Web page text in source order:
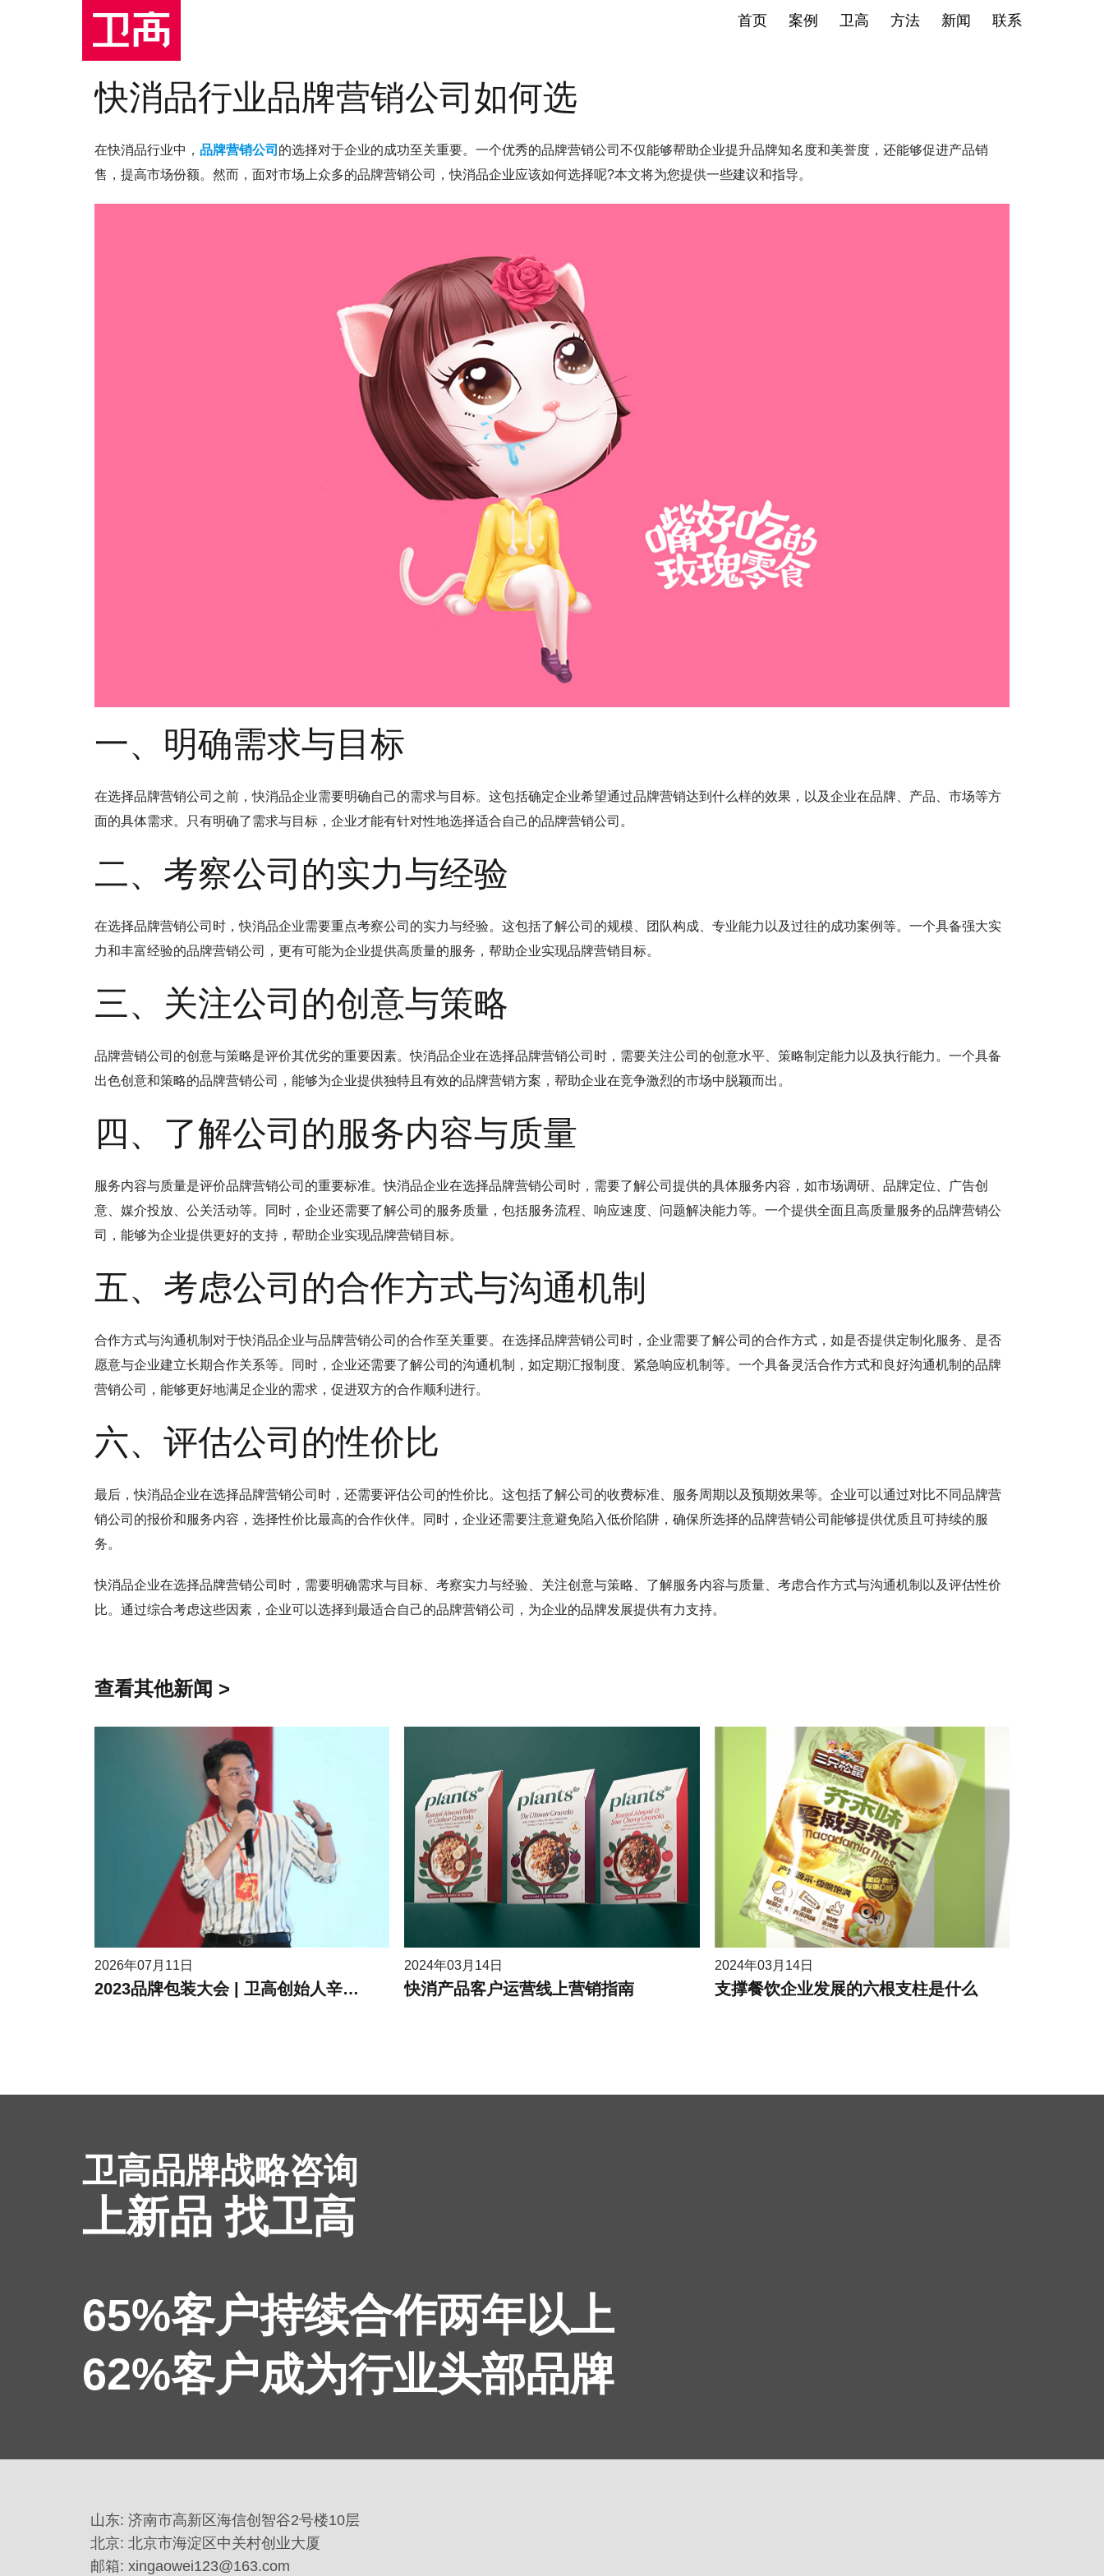
首页 案例 卫高 方法 新闻 联系
快消品行业品牌营销公司如何选
在快消品行业中， 品牌营销公司 的选择对于企业的成功至关重要。一个优秀的品牌营销公司不仅能够帮助企业提升品牌知名度和美誉度，还能够促进产品销
售，提高市场份额。然而，面对市场上众多的品牌营销公司，快消品企业应该如何选择呢?本文将为您提供一些建议和指导。
一、明确需求与目标
在选择品牌营销公司之前，快消品企业需要明确自己的需求与目标。这包括确定企业希望通过品牌营销达到什么样的效果，以及企业在品牌、产品、市场等方
面的具体需求。只有明确了需求与目标，企业才能有针对性地选择适合自己的品牌营销公司。
二、考察公司的实力与经验
在选择品牌营销公司时，快消品企业需要重点考察公司的实力与经验。这包括了解公司的规模、团队构成、专业能力以及过往的成功案例等。一个具备强大实
力和丰富经验的品牌营销公司，更有可能为企业提供高质量的服务，帮助企业实现品牌营销目标。
三、关注公司的创意与策略
品牌营销公司的创意与策略是评价其优劣的重要因素。快消品企业在选择品牌营销公司时，需要关注公司的创意水平、策略制定能力以及执行能力。一个具备
出色创意和策略的品牌营销公司，能够为企业提供独特且有效的品牌营销方案，帮助企业在竞争激烈的市场中脱颖而出。
四、了解公司的服务内容与质量
服务内容与质量是评价品牌营销公司的重要标准。快消品企业在选择品牌营销公司时，需要了解公司提供的具体服务内容，如市场调研、品牌定位、广告创
意、媒介投放、公关活动等。同时，企业还需要了解公司的服务质量，包括服务流程、响应速度、问题解决能力等。一个提供全面且高质量服务的品牌营销公
司，能够为企业提供更好的支持，帮助企业实现品牌营销目标。
五、考虑公司的合作方式与沟通机制
合作方式与沟通机制对于快消品企业与品牌营销公司的合作至关重要。在选择品牌营销公司时，企业需要了解公司的合作方式，如是否提供定制化服务、是否
愿意与企业建立长期合作关系等。同时，企业还需要了解公司的沟通机制，如定期汇报制度、紧急响应机制等。一个具备灵活合作方式和良好沟通机制的品牌
营销公司，能够更好地满足企业的需求，促进双方的合作顺利进行。
六、评估公司的性价比
最后，快消品企业在选择品牌营销公司时，还需要评估公司的性价比。这包括了解公司的收费标准、服务周期以及预期效果等。企业可以通过对比不同品牌营
销公司的报价和服务内容，选择性价比最高的合作伙伴。同时，企业还需要注意避免陷入低价陷阱，确保所选择的品牌营销公司能够提供优质且可持续的服
务。
快消品企业在选择品牌营销公司时，需要明确需求与目标、考察实力与经验、关注创意与策略、了解服务内容与质量、考虑合作方式与沟通机制以及评估性价
比。通过综合考虑这些因素，企业可以选择到最适合自己的品牌营销公司，为企业的品牌发展提供有力支持。
查看其他新闻 >
2026年07月11日
2023品牌包装大会 | 卫高创始人辛高卫作为受邀嘉宾进行现场分享
2024年03月14日
快消产品客户运营线上营销指南
2024年03月14日
支撑餐饮企业发展的六根支柱是什么
卫高品牌战略咨询
上新品 找卫高
65%客户持续合作两年以上
62%客户成为行业头部品牌
山东: 济南市高新区海信创智谷2号楼10层
北京: 北京市海淀区中关村创业大厦
邮箱: xingaowei123@163.com